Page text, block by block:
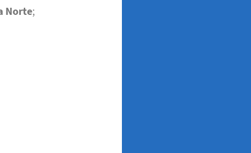
Norte;